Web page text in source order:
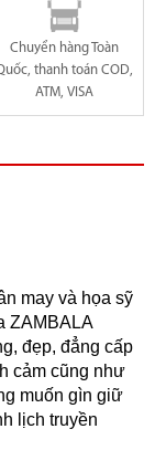
Chuyển hàng Toàn
thanh toán COD,
ATM, VISA
may và họa sỹ
ZAMBALA
đẹp, đẳng cấp
cảm cũng như
muốn gìn giữ
lịch truyền